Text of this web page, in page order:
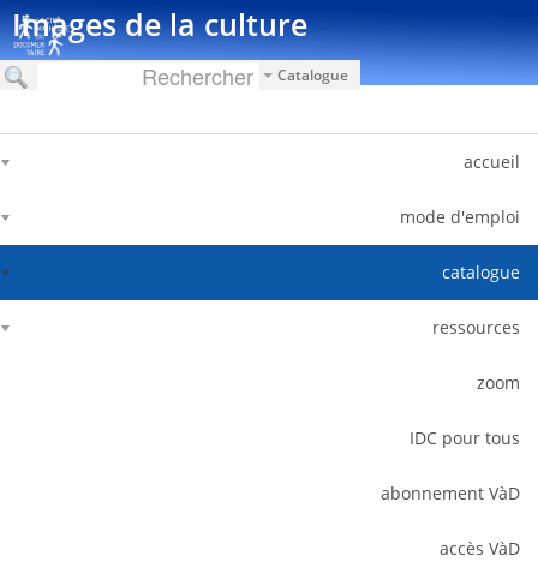
Images de la culture
Catalogue
accueil
mode d'emploi
catalogue
ressources
zoom
IDC pour tous
abonnement VàD
accès VàD